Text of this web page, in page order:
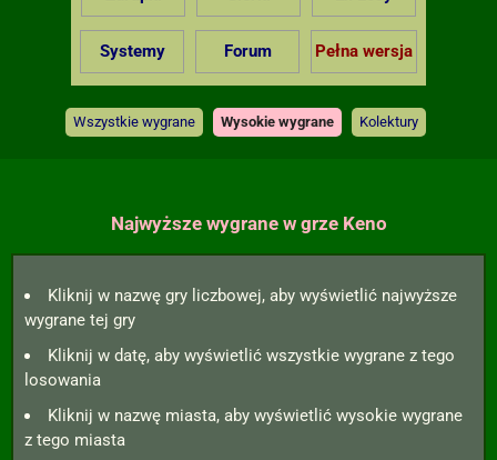
Systemy Forum Pełna wersja
Wszystkie wygrane Wysokie wygrane Kolektury
Najwyższe wygrane w grze Keno
Kliknij w nazwę gry liczbowej, aby wyświetlić najwyższe
wygrane tej gry
Kliknij w datę, aby wyświetlić wszystkie wygrane z tego
losowania
Kliknij w nazwę miasta, aby wyświetlić wysokie wygrane
z tego miasta